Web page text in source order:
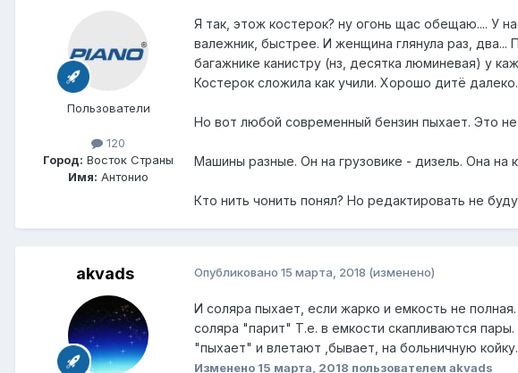
Пользователи
120
Город: Восток Страны
Имя: Антонио
Я так, этож костерок? ну огонь щас обещаю.... У
валежник, быстрее. И женщина глянула раз, два...
багажнике канистру (нз, десятка люминевая) у
Костерок сложила как учили. Хорошо дитё далеко.
Но вот любой современный бензин пыхает. Это не
Машины разные. Он на грузовике - дизель. Она на
Кто нить чонить понял? Но редактировать не
akvads Опубликовано 15 марта, 2018 (изменено)
И соляра пыхает, если жарко и емкость не
соляра "парит" Т.е. в емкости скапливаются
"пыхает" и влетают ,бывает, на больничную
Изменено 15 марта, 2018 пользователем akvads